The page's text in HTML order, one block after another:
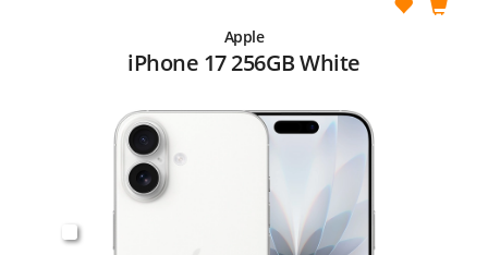
Apple
iPhone 17 256GB White